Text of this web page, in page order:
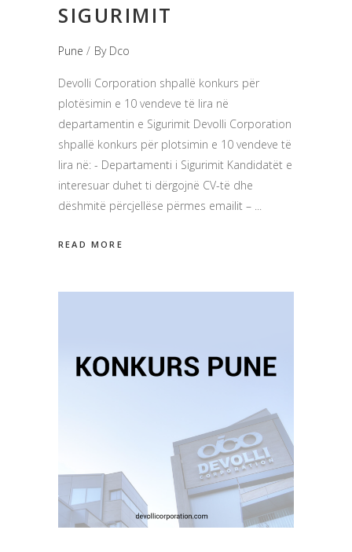
SIGURIMIT
Pune By Dco
Devolli Corporation shpallë konkurs për
plotësimin e 10 vendeve të lira në
departamentin e Sigurimit Devolli Corporation
shpallë konkurs për plotsimin e 10 vendeve të
lira në: - Departamenti i Sigurimit Kandidatët e
interesuar duhet ti dërgojnë CV-të dhe
dëshmitë përcjellëse përmes emailit –
READ MORE